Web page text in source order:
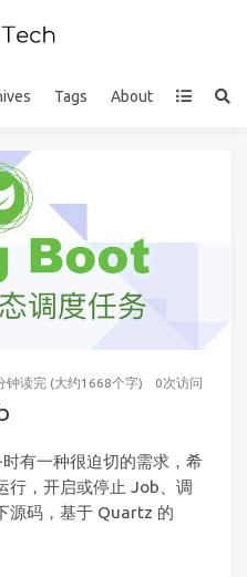
Tags About
钟读完 (大约1668个字) 0次访问
有一种很迫切的需求，希
行，开启或停止 Job、调
源码，基于 Quartz 的